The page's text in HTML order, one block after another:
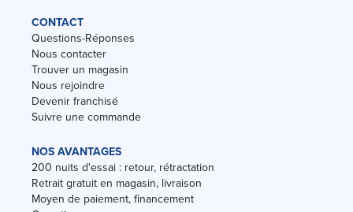
CONTACT
Questions-Réponses
Nous contacter
Trouver un magasin
Nous rejoindre
Devenir franchisé
Suivre une commande
NOS AVANTAGES
200 nuits d'essai : retour, rétractation
Retrait gratuit en magasin, livraison
Moyen de paiement, financement